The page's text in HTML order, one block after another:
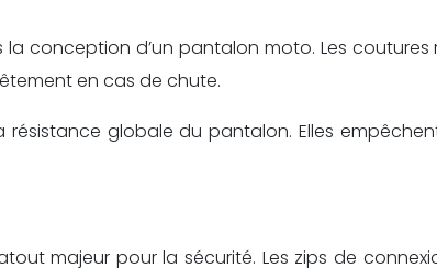
conception d’un pantalon moto. Les coutures
en cas de chute.
globale du pantalon. Elles
majeur pour la sécurité. Les zips de